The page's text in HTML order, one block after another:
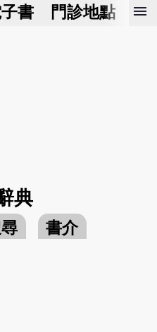
書 門診地點 預
menu
典
書介